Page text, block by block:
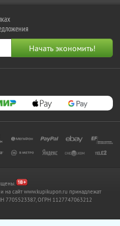
на сайт www.kupikupon.ru принадлежат
7705523387, ОГРН 1127747063212